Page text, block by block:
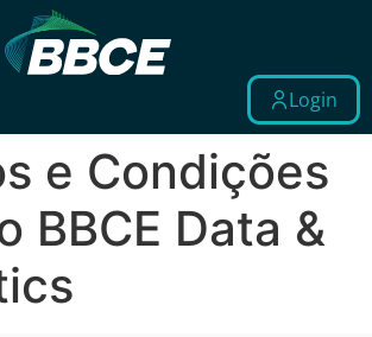
Login
e Condições
BBCE Data &